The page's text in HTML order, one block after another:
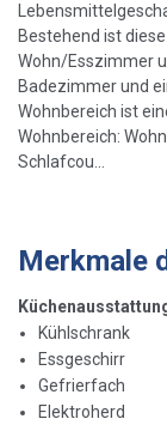
Bestehend ist
Wohn/Esszimmer
Badezimmer und
Wohnbereich ist
Wohnbereich:
Schlafcou...
Merkmale
Kühlschrank
Essgeschirr
Gefrierfach
Elektroherd